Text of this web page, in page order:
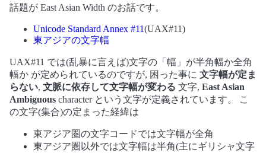
話題が East Asian Width のお話です。
Unicode Standard Annex #11(UAX#11)
東アジアの文字幅
UAX#11 では(乱暴に言えば)文字の「幅」が半角幅か全角
幅か が定められているのですが, 困った事に 文字幅が定ま
らない, 文脈に依存して文字幅が変わる 文字, East Asian
Ambiguous character という文字が定義されています。 こ
の文字(集合)の定まった経緯は
東アジア圏の文字コードでは文字幅が全角
東アジア圏以外では文字幅は半角(主にギリシャ文字